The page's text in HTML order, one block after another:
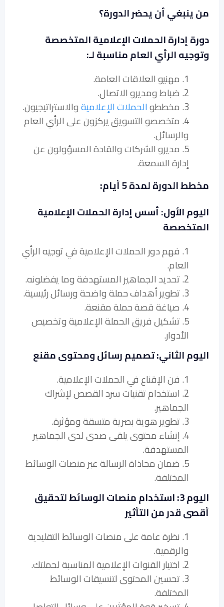
من ينبغي أن يحضر الدورة؟
دورة إدارة الحملات الإعلامية المتخصصة
وتوجيه الرأي العام مناسبة لـ:
1. مهنيو العلاقات العامة.
2. ضباط ومديرو الاتصال.
3. مخططو
الحملات الإعلاميةوالاستراتيجيون.
4. متخصصو التسويق يركزون على الرأي العام
والرسائل.
5. مديرو الشركات والقادة المسؤولون عن
إدارة السمعة.
مخطط الدورة لمدة 5 أيام:
اليوم الأول: أسس إدارة الحملات الإعلامية
المتخصصة
1. فهم دور الحملات الإعلامية في توجيه الرأي
العام.
2. تحديد الجماهير المستهدفة وما يفضلونه.
3. تطوير أهداف حملة واضحة ورسائل رئيسية.
4. صياغة قصة حملة مقنعة.
5. تشكيل فريق الحملة الإعلامية وتخصيص
الأدوار.
اليوم الثاني: تصميم رسائل ومحتوى مقنع
1. فن الإقناع في الحملات الإعلامية.
2. استخدام تقنيات سرد القصص لإشراك
الجماهير.
3. تطوير هوية بصرية متسقة ومؤثرة.
4. إنشاء محتوى يلقى صدى لدى الجماهير
المستهدفة.
5. ضمان محاذاة الرسالة عبر منصات الوسائط
المختلفة.
اليوم 3: استخدام منصات الوسائط لتحقيق
أقصى قدر من التأثير
1. نظرة عامة على منصات الوسائط التقليدية
والرقمية.
2. اختيار القنوات الإعلامية المناسبة لحملتك.
3. تحسين المحتوى لتنسيقات الوسائط
المختلفة.